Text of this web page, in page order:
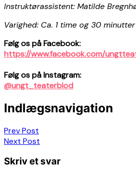
Instruktørassistent: Matilde
Varighed: Ca. 1 time og 30
Følg os på Facebook:
https://www.facebook.com/
Følg os på Instagram:
@ungt_teaterblod
Indlægsnavigation
Prev Post
Next Post
Skriv et svar